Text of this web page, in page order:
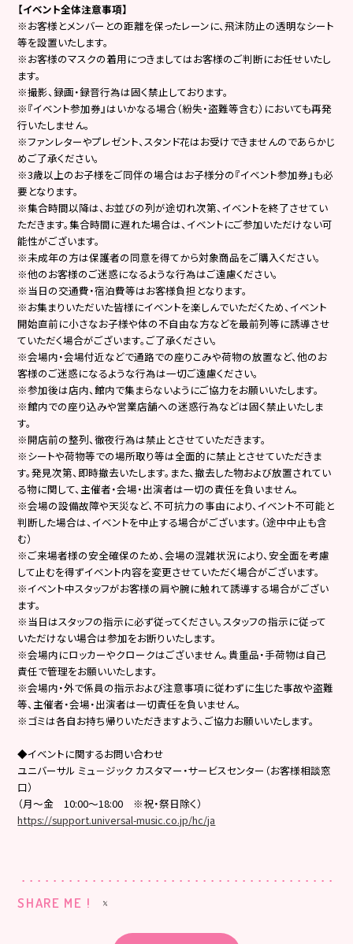
【イベント全体注意事項】
※お客様とメンバーとの距離を保ったレーンに、飛沫防止の透明なシート
等を設置いたします。
※お客様のマスクの着用につきましてはお客様のご判断にお任せいたし
ます。
※撮影、録画・録音行為は固く禁止しております。
※『イベント参加券』はいかなる場合（紛失・盗難等含む）においても再発
行いたしません。
※ファンレターやプレゼント、スタンド花はお受けできませんのであらかじ
めご了承ください。
※3歳以上のお子様をご同伴の場合はお子様分の『イベント参加券』も必
要となります。
※集合時間以降は、お並びの列が途切れ次第、イベントを終了させてい
ただきます。集合時間に遅れた場合は、イベントにご参加いただけない可
能性がございます。
※未成年の方は保護者の同意を得てから対象商品をご購入ください。
※他のお客様のご迷惑になるような行為はご遠慮ください。
※当日の交通費・宿泊費等はお客様負担となります。
※お集まりいただいた皆様にイベントを楽しんでいただくため、イベント
開始直前に小さなお子様や体の不自由な方などを最前列等に誘導させ
ていただく場合がございます。ご了承ください。
※会場内・会場付近などで通路での座りこみや荷物の放置など、他のお
客様のご迷惑になるような行為は一切ご遠慮ください。
※参加後は店内、館内で集まらないようにご協力をお願いいたします。
※館内での座り込みや営業店舗への迷惑行為などは固く禁止いたしま
す。
※開店前の整列、徹夜行為は禁止とさせていただきます。
※シートや荷物等での場所取り等は全面的に禁止とさせていただきま
す。発見次第、即時撤去いたします。また、撤去した物および放置されてい
る物に関して、主催者・会場・出演者は一切の責任を負いません。
※会場の設備故障や天災など、不可抗力の事由により、イベント不可能と
判断した場合は、イベントを中止する場合がございます。（途中中止も含
む）
※ご来場者様の安全確保のため、会場の混雑状況により、安全面を考慮
して止むを得ずイベント内容を変更させていただく場合がございます。
※イベント中スタッフがお客様の肩や腕に触れて誘導する場合がござい
ます。
※当日はスタッフの指示に必ず従ってください。スタッフの指示に従って
いただけない場合は参加をお断りいたします。
※会場内にロッカーやクロークはございません。貴重品・手荷物は自己
責任で管理をお願いいたします。
※会場内・外で係員の指示および注意事項に従わずに生じた事故や盗難
等、主催者・会場・出演者は一切責任を負いません。
※ゴミは各自お持ち帰りいただきますよう、ご協力お願いいたします。
◆イベントに関するお問い合わせ
ユニバーサル ミュ－ジック カスタマー・サービスセンター（お客様相談窓
口）
（月～金 10:00～18:00 ※祝・祭日除く）
https://support.universal-music.co.jp/hc/ja
SHARE ME !